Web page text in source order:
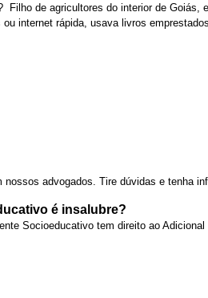
Filho de agricultores do interior de
internet rápida, usava livros
advogados. Tire dúvidas e tenha
é insalubre?
Socioeducativo tem direito ao